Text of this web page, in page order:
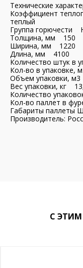
Технические
Коэффициент
теплый
Группа горючести
Толщина, мм 150
Ширина, мм 1220
Длина, мм 4100
Количество штук в
Кол-во в упаковке,
Объем упаковки,
Вес упаковки, кг
Количество
Кол-во паллет в
Габариты
Производитель:
С